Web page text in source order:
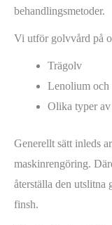
behandlingsmetoder.
Vi utför golvvård på
Trägolv
Lenolium och
Olika typer
Generellt sätt inleds
maskinrengöring.
återställa den utslitna
finsh.